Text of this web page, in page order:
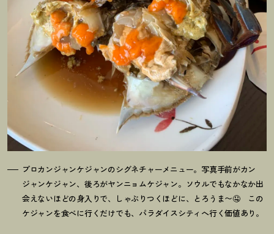
プロカンジャンケジャンのシグネチャーメニュー。写真手前がカン
ジャンケジャン、後ろがヤンニョムケジャン。ソウルでもなかなか出
会えないほどの身入りで、しゃぶりつくほどに、とろうま〜🤤 この
ケジャンを食べに行くだけでも、パラダイスシティへ行く価値あり。